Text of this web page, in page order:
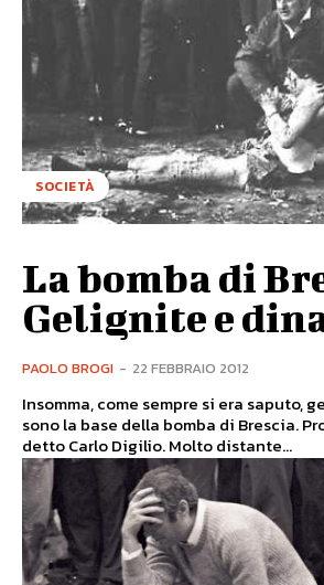
SOCIETÀ
La bomba di
Gelignite e
PAOLO BROGI - 22 FEBBRAIO 2012
Insomma, come sempre si era saputo,
sono la base della bomba di Brescia.
detto Carlo Digilio. Molto distante...